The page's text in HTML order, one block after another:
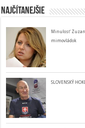
Najčítanejšie
Minulosť
mimovládok
SLOVENSKÝ